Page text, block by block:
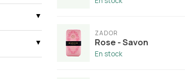
ZADOR
Rose - Savon
En stock